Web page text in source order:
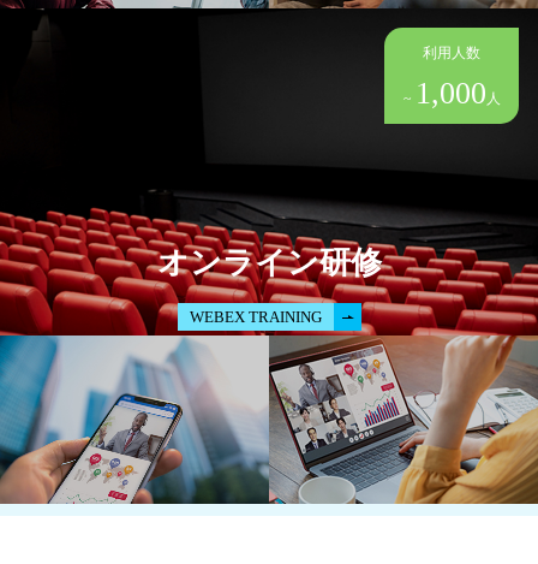
オンライン研修
WEBEX TRAINING
利用人数
~ 1,000 人